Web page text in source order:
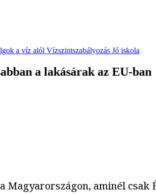
a víz alól Vízszintszabályozás Jó iskola
a lakásárak az EU-ban
aminél